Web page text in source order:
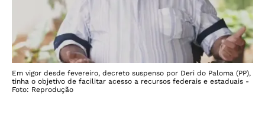
Em vigor desde fevereiro, decreto suspenso por Deri do Paloma (PP),
tinha o objetivo de facilitar acesso a recursos federais e estaduais -
Foto: Reprodução